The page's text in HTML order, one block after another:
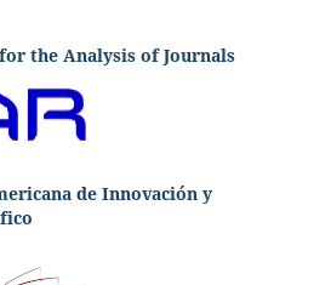
the Analysis of Journals
de Innovación y